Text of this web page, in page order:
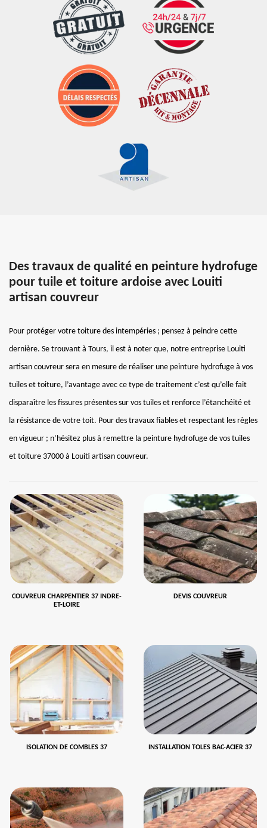
Des travaux de qualité en peinture hydrofuge
pour tuile et toiture ardoise avec Louiti
artisan couvreur
Pour protéger votre toiture des intempéries ; pensez à peindre cette
dernière. Se trouvant à Tours, il est à noter que, notre entreprise Louiti
artisan couvreur sera en mesure de réaliser une peinture hydrofuge à vos
tuiles et toiture, l’avantage avec ce type de traitement c’est qu’elle fait
disparaître les fissures présentes sur vos tuiles et renforce l’étanchéité et
la résistance de votre toit. Pour des travaux fiables et respectant les règles
en vigueur ; n’hésitez plus à remettre la peinture hydrofuge de vos tuiles
et toiture 37000 à Louiti artisan couvreur.
COUVREUR CHARPENTIER 37 INDRE-
ET-LOIRE
DEVIS COUVREUR
ISOLATION DE COMBLES 37 INSTALLATION TOLES BAC-ACIER 37